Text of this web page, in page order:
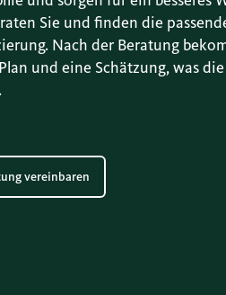
Sie und finden die
Nach der Beratung
und eine Schätzung, was
vereinbaren